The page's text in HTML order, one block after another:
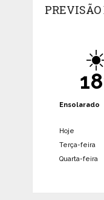
18
Ensolarado
Hoje
Terça-feira
Quarta-feira